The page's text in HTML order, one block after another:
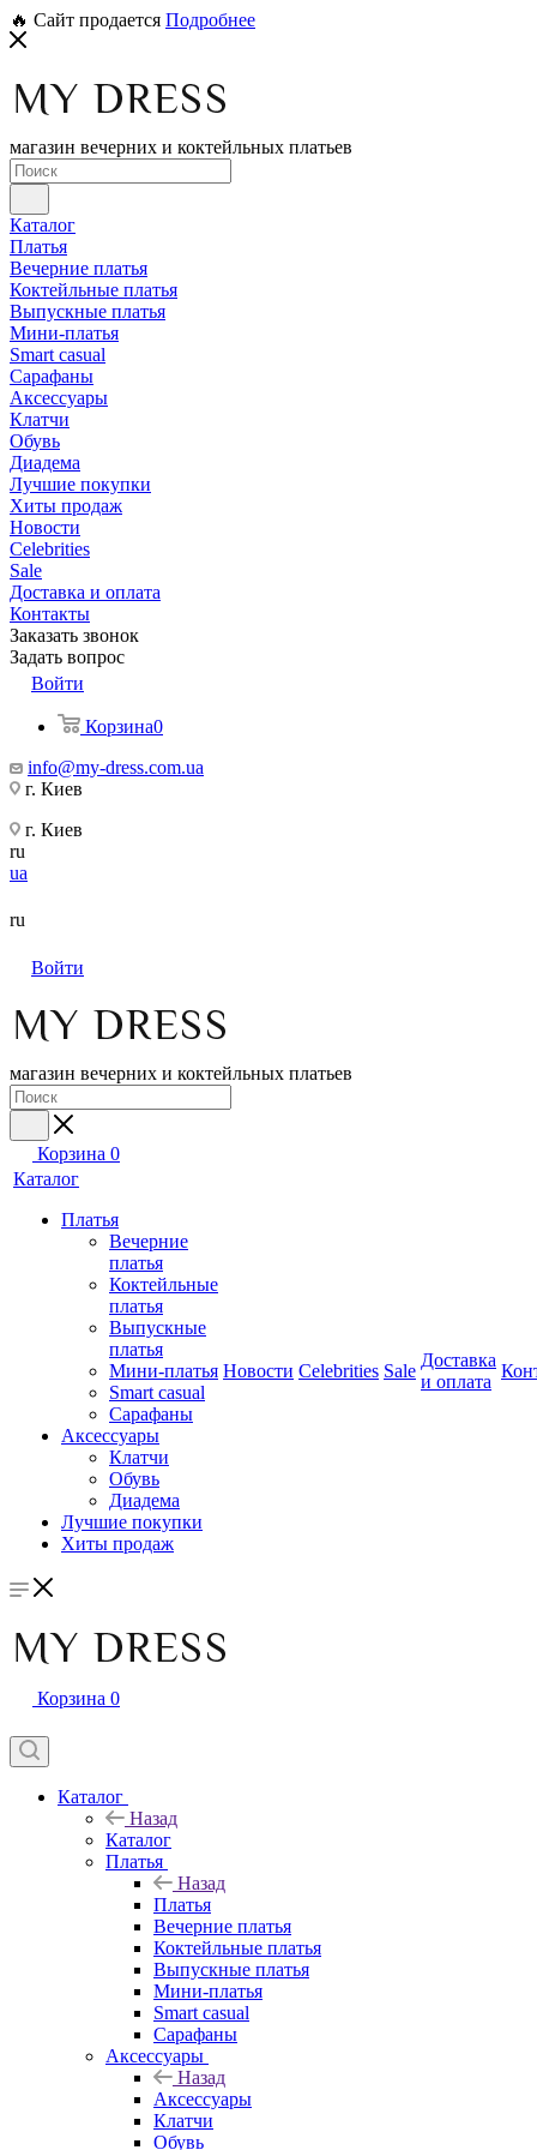
🔥 Сайт продается Подробнее
магазин вечерних и коктейльных платьев
Каталог
Платья
Вечерние платья
Коктейльные платья
Выпускные платья
Мини-платья
Smart casual
Сарафаны
Аксессуары
Клатчи
Обувь
Диадема
Лучшие покупки
Хиты продаж
Новости
Celebrities
Sale
Доставка и оплата
Контакты
Заказать звонок
Задать вопрос
Войти
Корзина0
info@my-dress.com.ua
г. Киев
г. Киев
ru
ua
ru
Войти
магазин вечерних и коктейльных платьев
Корзина 0
Каталог
Платья
Вечерние
платья
Коктейльные
платья
Выпускные
платья
Мини-платья
Smart casual
Сарафаны
Аксессуары
Клатчи
Обувь
Диадема
Лучшие покупки
Хиты продаж
Новости Celebrities Sale
Доставка
и оплата
Корзина 0
Каталог
Назад
Каталог
Платья
Назад
Платья
Вечерние платья
Коктейльные платья
Выпускные платья
Мини-платья
Smart casual
Сарафаны
Аксессуары
Назад
Аксессуары
Клатчи
Обувь